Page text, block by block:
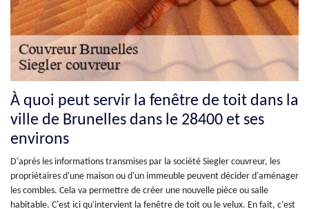
À quoi peut servir la fenêtre de toit dans la
ville de Brunelles dans le 28400 et ses
environs
D'après les informations transmises par la société Siegler couvreur, les
propriétaires d'une maison ou d'un immeuble peuvent décider d'aménager
les combles. Cela va permettre de créer une nouvelle pièce ou salle
habitable. C'est ici qu'intervient la fenêtre de toit ou le velux. En fait, c'est